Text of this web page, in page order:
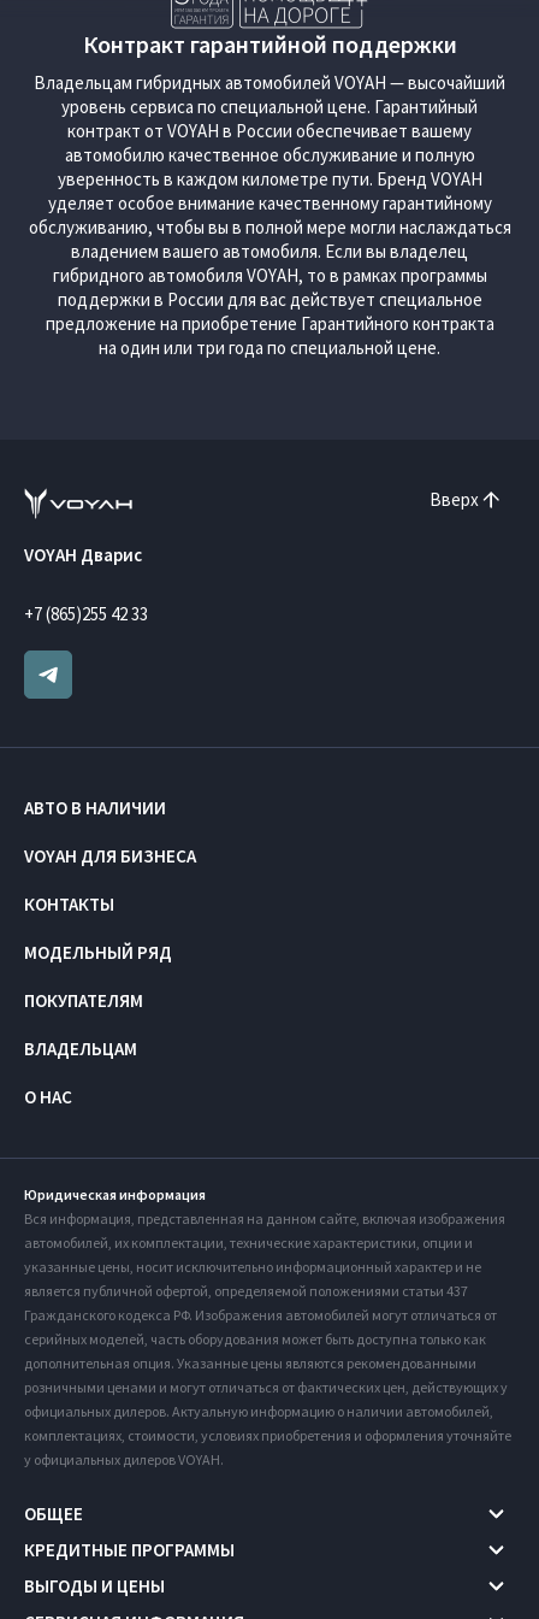
Контракт гарантийной поддержки
Владельцам гибридных автомобилей VOYAH — высочайший
уровень сервиса по специальной цене. Гарантийный
контракт от VOYAH в России обеспечивает вашему
автомобилю качественное обслуживание и полную
уверенность в каждом километре пути. Бренд VOYAH
уделяет особое внимание качественному гарантийному
обслуживанию, чтобы вы в полной мере могли наслаждаться
владением вашего автомобиля. Если вы владелец
гибридного автомобиля VOYAH, то в рамках программы
поддержки в России для вас действует специальное
предложение на приобретение Гарантийного контракта
на один или три года по специальной цене.
Вверх
VOYAH Дварис
+7 (865)255 42 33
АВТО В НАЛИЧИИ
VOYAH ДЛЯ БИЗНЕСА
КОНТАКТЫ
МОДЕЛЬНЫЙ РЯД
ПОКУПАТЕЛЯМ
ВЛАДЕЛЬЦАМ
О НАС
Юридическая информация
Вся информация, представленная на данном сайте, включая изображения
автомобилей, их комплектации, технические характеристики, опции и
указанные цены, носит исключительно информационный характер и не
является публичной офертой, определяемой положениями статьи 437
Гражданского кодекса РФ. Изображения автомобилей могут отличаться от
серийных моделей, часть оборудования может быть доступна только как
дополнительная опция. Указанные цены являются рекомендованными
розничными ценами и могут отличаться от фактических цен, действующих у
официальных дилеров. Актуальную информацию о наличии автомобилей,
комплектациях, стоимости, условиях приобретения и оформления уточняйте
у официальных дилеров VOYAH.
ОБЩЕЕ
КРЕДИТНЫЕ ПРОГРАММЫ
ВЫГОДЫ И ЦЕНЫ